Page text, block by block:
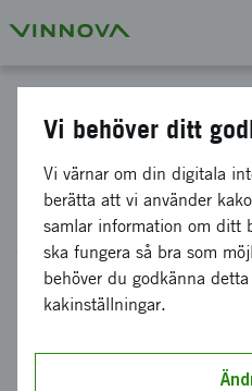
2026-01405
Innovation:
Wise Societies
Innovativa
Vi behöver ditt
Vi värnar om din digitala
berätta att vi använder
samlar information om ditt
ska fungera så bra som
behöver du godkänna
kakinställningar.